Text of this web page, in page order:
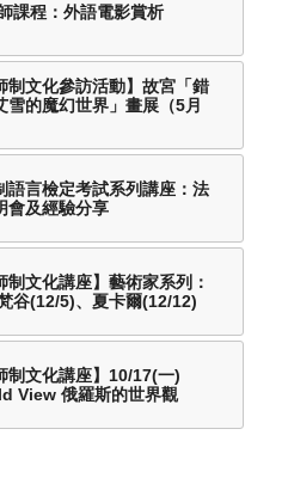
課程：外語電影賞析
制文化參訪活動】故宮「錯
雪的魔幻世界」畫展（5月
語言檢定考試系列講座：法
會及經驗分享
制文化講座】藝術家系列：
谷(12/5)、夏卡爾(12/12)
制文化講座】10/17(一)
View 俄羅斯的世界觀